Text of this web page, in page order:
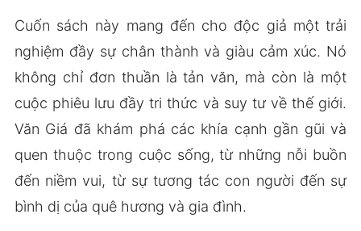
Cuốn sách này mang đến cho độc giả một trải
nghiệm đầy sự chân thành và giàu cảm xúc. Nó
không chỉ đơn thuần là tản văn, mà còn là một
cuộc phiêu lưu đầy tri thức và suy tư về thế giới.
Văn Giá đã khám phá các khía cạnh gần gũi và
quen thuộc trong cuộc sống, từ những nỗi buồn
đến niềm vui, từ sự tương tác con người đến sự
bình dị của quê hương và gia đình.